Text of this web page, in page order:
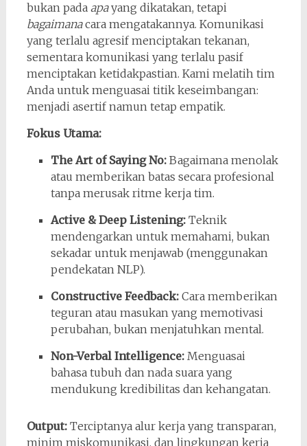
bukan pada apayang dikatakan, tetapi
bagaimanacara mengatakannya. Komunikasi
yang terlalu agresif menciptakan tekanan,
sementara komunikasi yang terlalu pasif
menciptakan ketidakpastian. Kami melatih tim
Anda untuk menguasai titik keseimbangan:
menjadi asertif namun tetap empatik.
Fokus Utama:
The Art of Saying No:Bagaimana menolak
atau memberikan batas secara profesional
tanpa merusak ritme kerja tim.
Active & Deep Listening:Teknik
mendengarkan untuk memahami, bukan
sekadar untuk menjawab (menggunakan
pendekatan NLP).
Constructive Feedback:Cara memberikan
teguran atau masukan yang memotivasi
perubahan, bukan menjatuhkan mental.
Non-Verbal Intelligence:Menguasai
bahasa tubuh dan nada suara yang
mendukung kredibilitas dan kehangatan.
Output:Terciptanya alur kerja yang transparan,
minim miskomunikasi, dan lingkungan kerja